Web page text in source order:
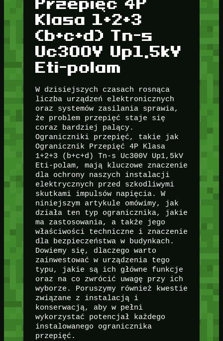
Klasa 1+2+3
(b+c+d) Tn-s
Uc300V Up1,5kV
Eti-polam
W dzisiejszych czasach rosnąca
liczba urządzeń elektronicznych
oraz systemów zasilania sprawia,
że problem przepięć staje się
coraz bardziej palący.
Ograniczniki przepięć, takie jak
Ogranicznik Przepięć 4P Klasa
1+2+3 (b+c+d) Tn-s Uc300V Up1,5kV
Eti-polam, mają kluczowe znaczenie
dla ochrony naszych instalacji
elektrycznych przed szkodliwymi
skutkami impulsów napięcia. W
niniejszym artykule omówimy, jak
działa ten typ ogranicznika, jakie
ma zastosowania, a także jego
właściwości techniczne i znaczenie
dla bezpieczeństwa w budynkach.
Dowiemy się, dlaczego warto
zainwestować w urządzenia tego
typu, jakie są ich główne funkcje
oraz na co zwrócić uwagę przy ich
wyborze. Poruszymy również kwestie
związane z instalacją i
konserwacją, aby w pełni
wykorzystać potencjał każdego
instalowanego ogranicznika
przepięć.